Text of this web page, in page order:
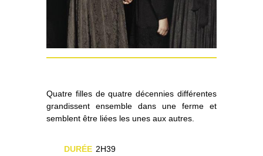
Quatre filles de quatre décennies différentes
grandissent ensemble dans une ferme et
semblent être liées les unes aux autres.
DURÉE 2H39